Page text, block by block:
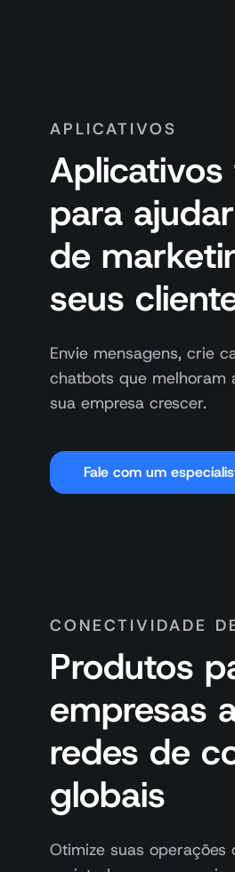
APLICATIVOS
para
de
seus
Envie mensagens, crie
chatbots que melhoram
sua empresa crescer.
Fale com um
CONECTIVIDADE
Produtos
empresas
redes de
globais
Otimize suas